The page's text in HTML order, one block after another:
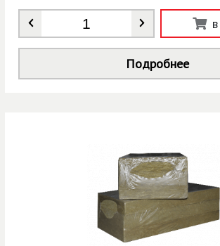
Количество
Подробнее